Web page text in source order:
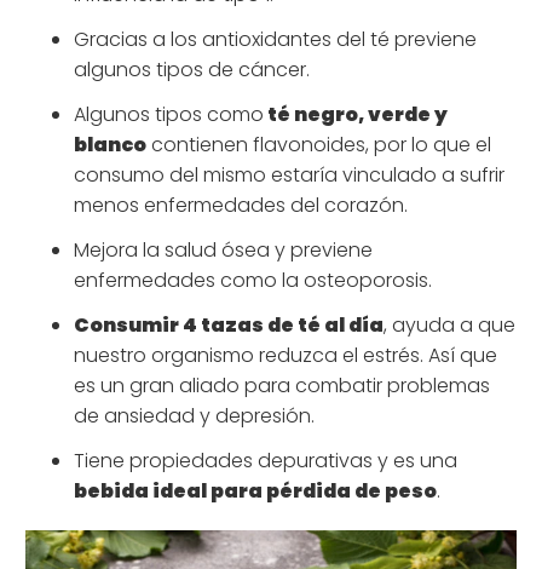
Gracias a los antioxidantes del té previene
algunos tipos de cáncer.
Algunos tipos como té negro, verde y
blancocontienen flavonoides, por lo que el
consumo del mismo estaría vinculado a sufrir
menos enfermedades del corazón.
Mejora la salud ósea y previene
enfermedades como la osteoporosis.
Consumir 4 tazas de té al día, ayuda a que
nuestro organismo reduzca el estrés. Así que
es un gran aliado para combatir problemas
de ansiedad y depresión.
Tiene propiedades depurativas y es una
bebida ideal para pérdida de peso.